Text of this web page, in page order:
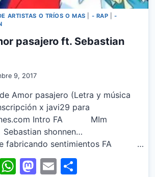
ARTISTAS O TRÍOS O MAS - RAP |-
pasajero ft. Sebastian
9, 2017
Amor pasajero (Letra y música
x javi29 para
Intro FA MIm
Sebastian shonnen…
fabricando sentimientos FA …
Pinterest
WhatsApp
Mastodon
Email